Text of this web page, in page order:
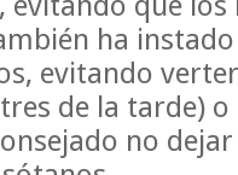
ha
evitando
de la tarde)
no